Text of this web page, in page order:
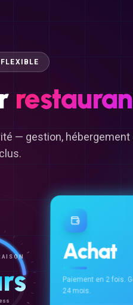
— gestion, hébergement
Achat
Paiement en 2 fois.
24 mois.